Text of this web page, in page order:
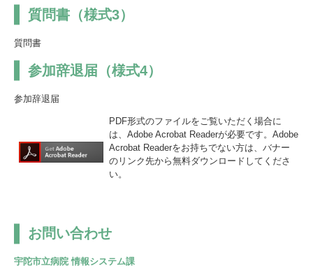
質問書（様式3）
質問書
参加辞退届（様式4）
参加辞退届
PDF形式のファイルをご覧いただく場合に
は、Adobe Acrobat Readerが必要です。Adobe
Acrobat Readerをお持ちでない方は、バナー
のリンク先から無料ダウンロードしてくださ
い。
お問い合わせ
宇陀市立病院 情報システム課